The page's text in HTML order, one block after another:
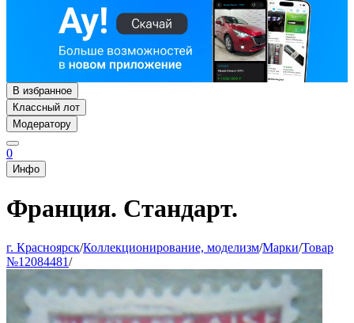
В избранное
Классный лот
Модератору
0
Инфо
Франция. Стандарт.
г. Красноярск/Коллекционирование, моделизм/Марки/Товар
№12084481/